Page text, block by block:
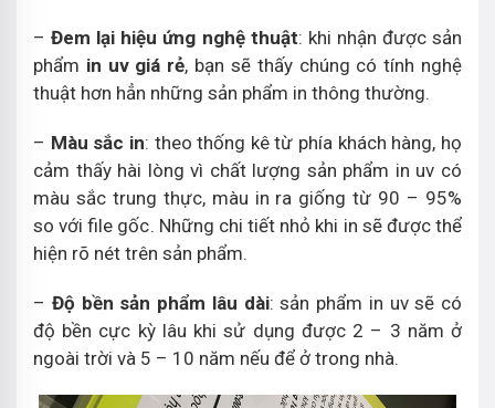
–Đem lại hiệu ứng nghệ thuật: khi nhận được sản
phẩm in uv giá rẻ, bạn sẽ thấy chúng có tính nghệ
thuật hơn hẳn những sản phẩm in thông thường.
– Màu sắc in: theo thống kê từ phía khách hàng, họ
cảm thấy hài lòng vì chất lượng sản phẩm in uv có
màu sắc trung thực, màu in ra giống từ 90 – 95%
so với file gốc. Những chi tiết nhỏ khi in sẽ được thể
hiện rõ nét trên sản phẩm.
– Độ bền sản phẩm lâu dài: sản phẩm in uv sẽ có
độ bền cực kỳ lâu khi sử dụng được 2 – 3 năm ở
ngoài trời và 5 – 10 năm nếu để ở trong nhà.